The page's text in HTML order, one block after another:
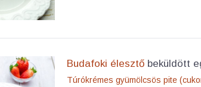
Budafoki élesztő beküldött
Túrókrémes gyümölcsös pite